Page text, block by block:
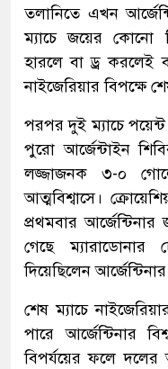
তলানিতে এখন
ম্যাচে জয়ের কোনো
হারলে বা ড্র করলেই
নাইজেরিয়ার বিপক্ষে
পরপর দুই ম্যাচে
পুরো আর্জেন্টাইন
লজ্জাজনক ৩-০
আত্মবিশ্বাসে।
প্রথমবার
গেছে
দিয়েছিলেন
শেষ ম্যাচে
পারে আর্জেন্টিনার
বিপর্যয়ের ফলে দলের